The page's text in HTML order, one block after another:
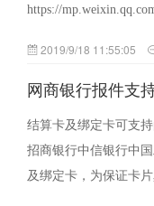
https://
2019/9/18 11:55:05
网商银行报件支
结算卡及绑定卡可支
招商银行中信银行中
及绑定卡，为保证卡